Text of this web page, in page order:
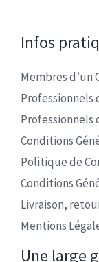
Infos
Membres d’un
Professionnels
Professionnels
Conditions
Politique de
Conditions
Livraison,
Mentions
Une large